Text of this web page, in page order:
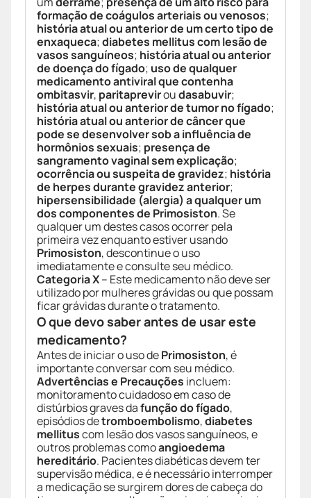
formação de coágulos arteriais ou venosos;
história atual ou anterior de um certo tipo de
enxaqueca;diabetes mellitus com lesão de
vasos sanguíneos; história atual ou anterior
de doença do fígado; uso de qualquer
medicamento antiviral que contenha
ombitasvir, paritapreviroudasabuvir;
história atual ou anterior de tumor no fígado;
história atual ou anterior de câncer que
pode se desenvolver sob a influência de
hormônios sexuais; presença de
sangramento vaginal sem explicação;
ocorrência ou suspeita de gravidez; história
de herpes durante gravidez anterior;
hipersensibilidade (alergia) a qualquer um
dos componentes de Primosiston. Se
qualquer um destes casos ocorrer pela
primeira vez enquanto estiver usando
Primosiston, descontinue o uso
imediatamente e consulte seu médico.
Categoria X– Este medicamento não deve ser
utilizado por mulheres grávidas ou que possam
ficar grávidas durante o tratamento.
O que devo saber antes de usar este
medicamento?
Antes de iniciar o uso dePrimosiston, é
importante conversar com seu médico.
Advertências e Precauções incluem:
monitoramento cuidadoso em caso de
distúrbios graves dafunção do fígado,
episódios detromboembolismo,diabetes
mellituscom lesão dos vasos sanguíneos, e
outros problemas comoangioedema
hereditário. Pacientes diabéticas devem ter
supervisão médica, e é necessário interromper
a medicação se surgirem dores de cabeça do